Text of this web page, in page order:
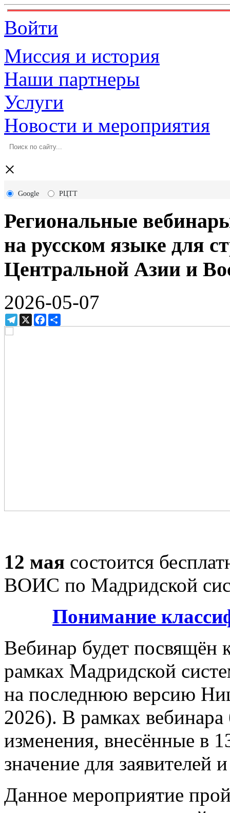
Войти
Миссия и история
Наши партнеры
Услуги
Новости и мероприятия
×
Google РЦТТ
Региональные
на русском языке для
Центральной Азии и
2026-05-07
Telegram
X Facebook
12 мая состоится
ВОИС по Мадридской
Понимание
Вебинар будет посвящён
рамках Мадридской
на последнюю версию
2026). В рамках
изменения, внесённые в
значение для заявителей
Данное мероприятие